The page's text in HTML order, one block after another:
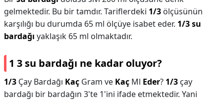
gelmektedir. Bu bir tamdır. Tariflerdeki 1/3 ölçüsünün
karşılığı bu durumda 65 ml ölçüye isabet eder. 1/3 su
bardağı yaklaşık 65 ml olmaktadır.
1 3 su bardağı ne kadar oluyor?
1/3 Çay Bardağı Kaç Gram ve Kaç Ml Eder? 1/3 çay
bardağı bir bardağın 3'te 1'ini ifade etmektedir. Yani